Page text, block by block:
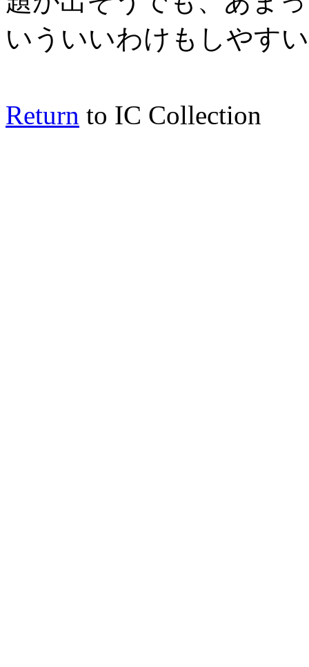
いういいわけもしやす
Return to IC Collection